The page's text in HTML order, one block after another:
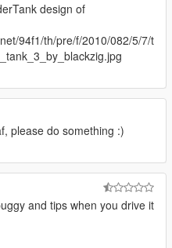
design of
94f1/th/pre/f/2010/082/5/7/t
please do something :)
and tips when you drive it